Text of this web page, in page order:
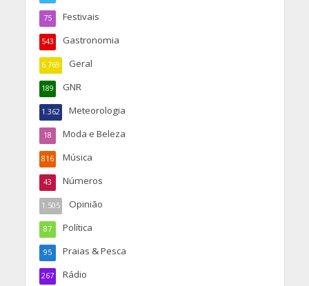
Festivais
75
Gastronomia
543
Geral
6.769
GNR
189
Meteorologia
1.362
Moda e Beleza
18
Música
816
Números
43
Opinião
1.505
Política
87
Praias & Pesca
95
Rádio
267